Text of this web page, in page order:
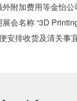
附加费用等金怡
会名称 “3D
安排收货及清关事